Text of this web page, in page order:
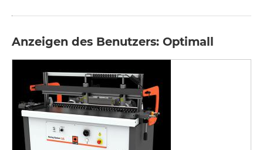
Anzeigen des Benutzers: Optimall